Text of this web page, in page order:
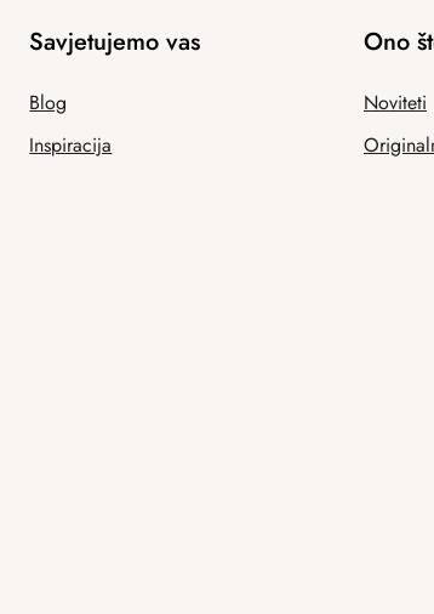
Savjetujemo vas
Blog
Inspiracija
Ono
Noviteti